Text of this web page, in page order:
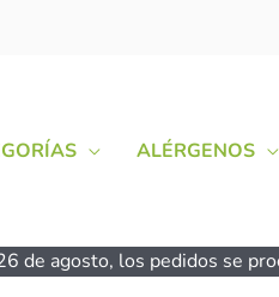
ALÉRGENOS
de agosto, los pedidos se